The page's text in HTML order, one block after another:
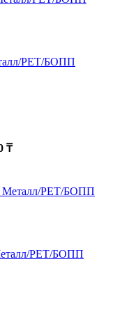
PET/БОПП
₸
PET/БОПП